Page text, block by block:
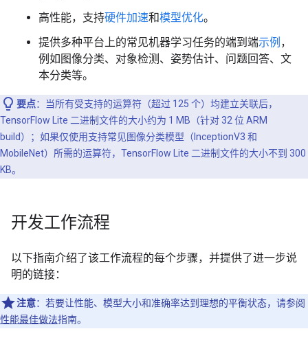
高性能，支持硬件加速和模型优化。
提供多种平台上的常见机器学习任务的端到端示例 ，
例如图像分类、对象检测、姿势估计、问题回答、文
本分类等。
要点：当所有受支持的运算符（超过 125 个）均建立关联后，
TensorFlow Lite 二进制文件的大小约为 1 MB（针对 32 位 ARM
build）；如果仅使用支持常见图像分类模型（InceptionV3 和
MobileNet）所需的运算符，TensorFlow Lite 二进制文件的大小不到 300
KB。
开发工作流程
以下指南介绍了该工作流程的每个步骤，并提供了进一步说
明的链接：
注意：若要让性能、模型大小和准确率达到理想的平衡状态，请参阅
性能最佳做法指南。